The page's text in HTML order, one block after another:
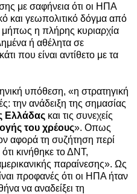
με σαφήνεια ότι οι ΗΠΑ
και γεωπολιτικό δόγμα από
μήπως η πλήρης κυριαρχία
ή αθέλητα σε
που είναι αντίθετο με τα
υπόθεση, «η στρατηγική
την ανάδειξη της σημασίας
Ελλάδας και τις συνεχείς
του χρέους». Οπως
αφορά τη συζήτηση περί
κινήθηκε το ΔΝΤ,
παραίνεσης». Ως
προφανές ότι οι ΗΠΑ ήταν
να αναδείξει τη